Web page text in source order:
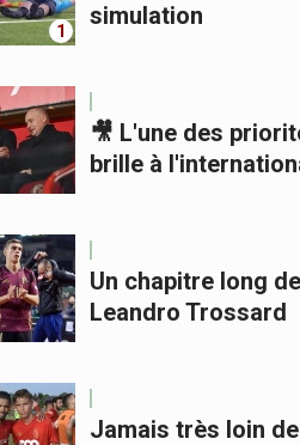
1
simulation
🎥 L'une des
brille à
Un chapitre long
Leandro Trossard
Jamais très loin